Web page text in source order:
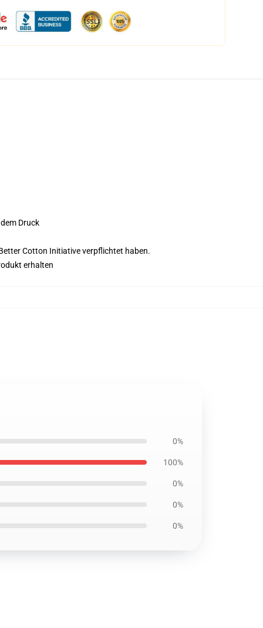
Druck
Cotton Initiative verpflichtet haben.
erhalten
0%
100%
0%
0%
0%